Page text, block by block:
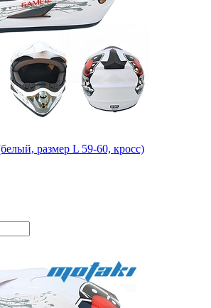
размер L 59-60, кросс)